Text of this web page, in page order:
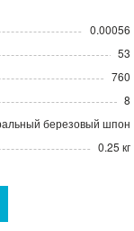
0.00056
53
760
8
березовый шпон
0.25 кг